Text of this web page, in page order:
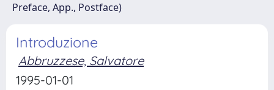
Preface, App., Postface)
Introduzione
Abbruzzese, Salvatore
1995-01-01